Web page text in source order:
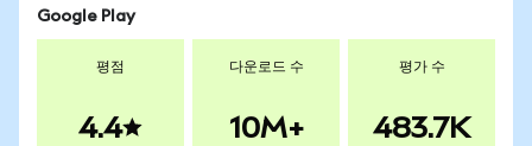
Google Play
평점
4.4
다운로드 수
10M+
평가 수
483.7K